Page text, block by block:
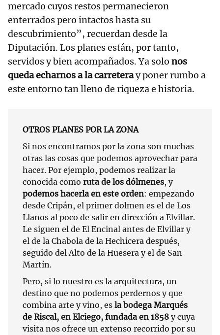
mercado cuyos restos permanecieron
enterrados pero intactos hasta su
descubrimiento”, recuerdan desde la
Diputación. Los planes están, por tanto,
servidos y bien acompañados. Ya solo nos
queda echarnos a la carreteray poner rumbo a
este entorno tan lleno de riqueza e historia.
OTROS PLANES POR LA ZONA
Si nos encontramos por la zona son muchas
otras las cosas que podemos aprovechar para
hacer. Por ejemplo, podemos realizar la
conocida como ruta de los dólmenes, y
podemos hacerla en este orden: empezando
desde Cripán, el primer dolmen es el de Los
Llanos al poco de salir en dirección a Elvillar.
Le siguen el de El Encinal antes de Elvillar y
el de la Chabola de la Hechicera después,
seguido del Alto de la Huesera y el de San
Martín.
Pero, si lo nuestro es la arquitectura, un
destino que no podemos perdernos y que
combina arte y vino, es la bodega Marqués
de Riscal, en Elciego, fundada en 1858 y cuya
visita nos ofrece un extenso recorrido por su